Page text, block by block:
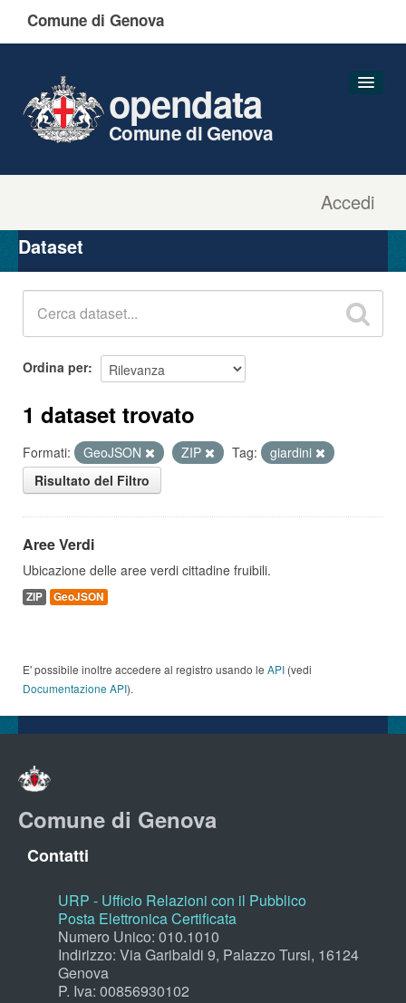
Comune di Genova
Accedi
opendata
Comune di Genova
Organizzazioni
Gruppi
Dataset
Ordina per
1 dataset trovato
Formati: GeoJSON ZIP Tag:
giardini
Risultato del Filtro
Aree Verdi
Ubicazione delle aree verdi cittadine fruibili.
ZIP GeoJSON
E' possibile inoltre accedere al registro usando le API (vedi
Documentazione API).
Comune di Genova
Contatti
URP - Ufficio Relazioni con il Pubblico
Posta Elettronica Certificata
Numero Unico: 010.1010
Indirizzo: Via Garibaldi 9, Palazzo Tursi, 16124
Genova
P. Iva: 00856930102